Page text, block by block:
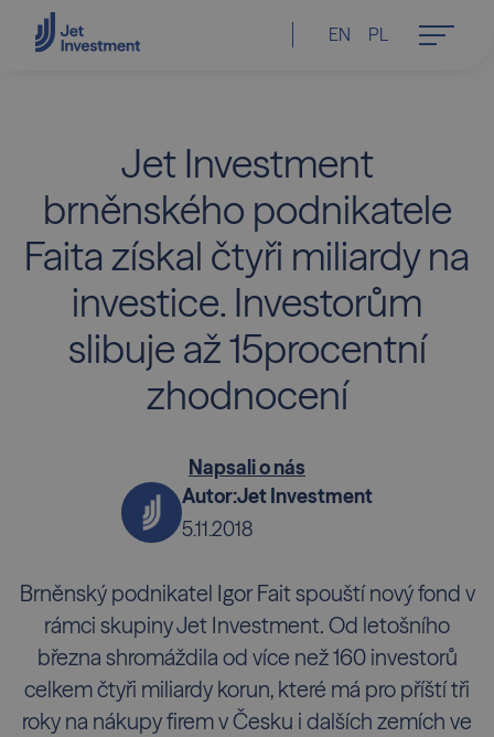
EN PL
Jet Investment
brněnského podnikatele
Faita získal čtyři miliardy na
investice. Investorům
slibuje až 15procentní
zhodnocení
Autor:Jet Investment
5.11.2018
Napsali o nás
Brněnský podnikatel Igor Fait spouští nový fond v
rámci skupiny Jet Investment. Od letošního
března shromáždila od více než 160 investorů
celkem čtyři miliardy korun, které má pro příští tři
roky na nákupy firem v Česku i dalších zemích ve